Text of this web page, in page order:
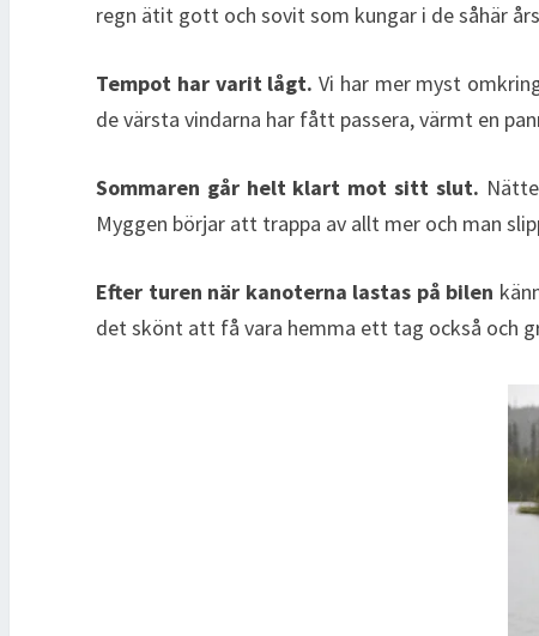
regn ätit gott och sovit som kungar i de såhär
Tempot har varit lågt. Vi har mer myst
de värsta vindarna har fått passera, värmt en
Sommaren går helt klart mot sitt slut.
Myggen börjar att trappa av allt mer och man
Efter turen när kanoterna lastas på bilen
det skönt att få vara hemma ett tag också och